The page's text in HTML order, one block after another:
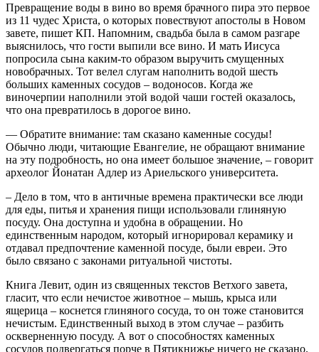
Превращение воды в вино во время брачного пира это первое
из 11 чудес Христа, о которых повествуют апостолы в Новом
завете, пишет КП. Напомним, свадьба была в самом разгаре
выяснилось, что гости выпили все вино. И мать Иисуса
попросила сына каким-то образом выручить смущенных
новобрачных. Тот велел слугам наполнить водой шесть
больших каменных сосудов – водоносов. Когда же
виночерпии наполнили этой водой чаши гостей оказалось,
что она превратилось в дорогое вино.
— Обратите внимание: там сказано каменные сосуды!
Обычно люди, читающие Евангелие, не обращают внимание
на эту подробность, но она имеет большое значение, – говорит
археолог Йонатан Адлер из Ариельского университета.
– Дело в том, что в античные времена практически все люди
для еды, питья и хранения пищи использовали глиняную
посуду. Она доступна и удобна в обращении. Но
единственным народом, который игнорировал керамику и
отдавал предпочтение каменной посуде, были евреи. Это
было связано с законами ритуальной чистоты.
Книга Левит, один из священных текстов Ветхого завета,
гласит, что если нечистое животное – мышь, крыса или
ящерица – коснется глиняного сосуда, то он тоже становится
нечистым. Единственный выход в этом случае – разбить
оскверненную посуду. А вот о способностях каменных
сосудов подвергаться порче в Пятикнижье ничего не сказано.